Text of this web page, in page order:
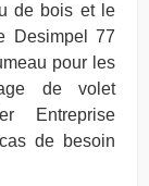
de bois et le
Desimpel 77
pour les
de volet
Entreprise
de besoin